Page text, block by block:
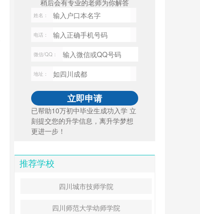
稍后会有专业的老师为你解答
姓名：
电话：
微信/QQ：
地址：
已帮助10万初中毕业生成功入学 立
刻提交您的升学信息，离升学梦想
更进一步！
推荐学校
四川城市技师学院
四川师范大学幼师学院